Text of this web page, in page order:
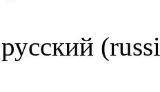
русский